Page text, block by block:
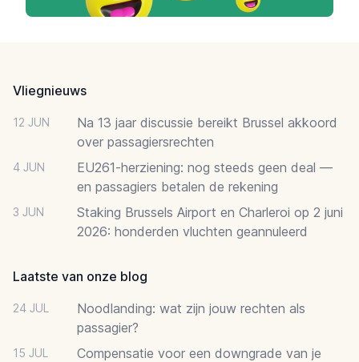
Vliegnieuws
12 JUN
Na 13 jaar discussie bereikt Brussel akkoord
over passagiersrechten
4 JUN
EU261-herziening: nog steeds geen deal —
en passagiers betalen de rekening
3 JUN
Staking Brussels Airport en Charleroi op 2 juni
2026: honderden vluchten geannuleerd
Laatste van onze blog
24 JUL
Noodlanding: wat zijn jouw rechten als
passagier?
15 JUL
Compensatie voor een downgrade van je